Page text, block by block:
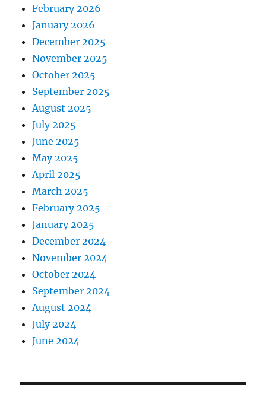
February 2026
January 2026
December 2025
November 2025
October 2025
September 2025
August 2025
July 2025
June 2025
May 2025
April 2025
March 2025
February 2025
January 2025
December 2024
November 2024
October 2024
September 2024
August 2024
July 2024
June 2024